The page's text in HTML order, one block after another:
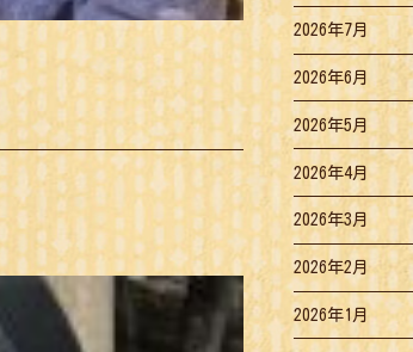
2026年7月
2026年6月
2026年5月
2026年4月
2026年3月
2026年2月
2026年1月